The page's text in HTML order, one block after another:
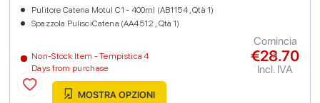
Non-Stock Item - Tempistica 4
Days from purchase
Pulitore Catena Motul C1 - 400ml (AB1154 , Qtà 1)
Spazzola PulisciCatena (AA4512 , Qtà 1)
€28.70
Incl. IVA
Comincia
a
MOSTRA OPZIONI